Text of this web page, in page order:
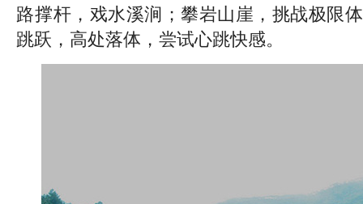
路撑杆，戏水溪涧；攀岩山崖，挑战极限
跳跃，高处落体，尝试心跳快感。